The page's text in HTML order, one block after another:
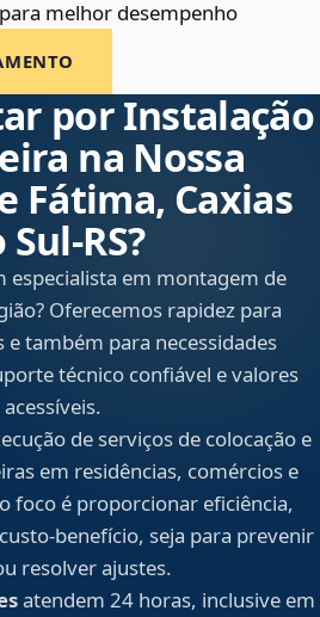
melhor desempenho
por Instalação
na Nossa
Fátima, Caxias
especialista em montagem de
Oferecemos rapidez para
também para necessidades
técnico confiável e valores
acessíveis.
de serviços de colocação e
em residências, comércios e
foco é proporcionar eficiência,
benefício, seja para prevenir
resolver ajustes.
atendem 24 horas, inclusive em